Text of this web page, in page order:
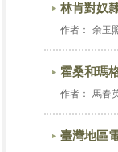
林肯對奴
作者： 余玉
霍桑和瑪
作者： 馬春
臺灣地區